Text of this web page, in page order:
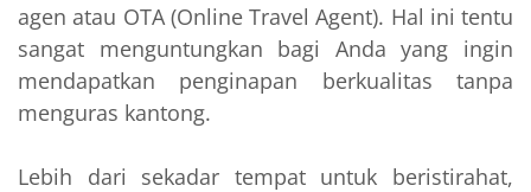
agen atau OTA (Online Travel Agent). Hal ini tentu
sangat menguntungkan bagi Anda yang ingin
mendapatkan penginapan berkualitas tanpa
menguras kantong.
Lebih dari sekadar tempat untuk beristirahat,